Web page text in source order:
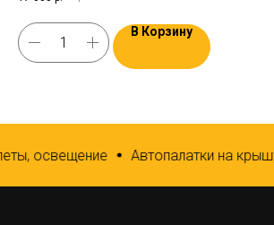
В Корзину
освещение Автопалатки на крышу